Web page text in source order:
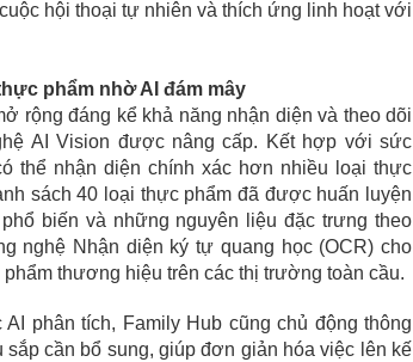
hội thoại tự nhiên và thích ứng linh hoạt với
phẩm nhờ AI đám mây
rộng đáng kể khả năng nhận diện và theo dõi
AI Vision được nâng cấp. Kết hợp với sức
thể nhận diện chính xác hơn nhiều loại thực
sách 40 loại thực phẩm đã được huấn luyện
biến và những nguyên liệu đặc trưng theo
nghệ Nhận diện ký tự quang học (OCR) cho
thương hiệu trên các thị trường toàn cầu.
phân tích, Family Hub cũng chủ động thông
cần bổ sung, giúp đơn giản hóa việc lên kế